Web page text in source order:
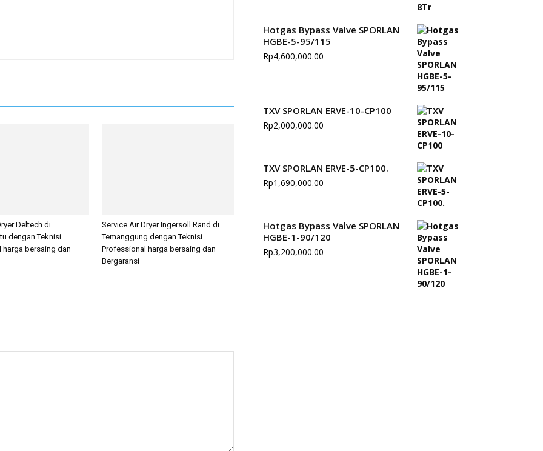
Deltech di
dengan Teknisi
harga bersaing dan
Service Air Dryer Ingersoll Rand di
Temanggung dengan Teknisi
Professional harga bersaing dan
Bergaransi
Hotgas Bypass Valve SPORLAN
HGBE-5-95/115
Rp4,600,000.00
TXV SPORLAN ERVE-10-CP100
Rp2,000,000.00
TXV SPORLAN ERVE-5-CP100.
Rp1,690,000.00
Hotgas Bypass Valve SPORLAN
HGBE-1-90/120
Rp3,200,000.00